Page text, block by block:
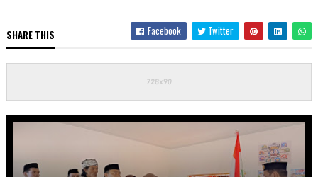
SHARE THIS Facebook Twitter